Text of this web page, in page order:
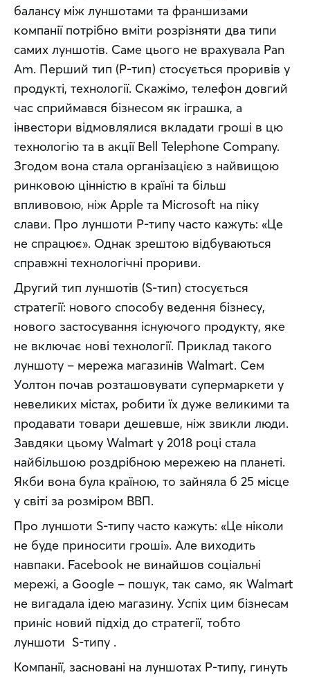
балансу між луншотами та франшизами
компанії потрібно вміти розрізняти два типи
самих луншотів. Саме цього не врахувала Pan
Am. Перший тип (P-тип) стосується проривів у
продукті, технології. Скажімо, телефон довгий
час сприймався бізнесом як іграшка, а
інвестори відмовлялися вкладати гроші в цю
технологію та в акції Bell Telephone Company.
Згодом вона стала організацією з найвищою
ринковою цінністю в країні та більш
впливовою, ніж Apple та Microsoft на піку
слави. Про луншоти Р-типу часто кажуть: «Це
не спрацює». Однак зрештою відбуваються
справжні технологічні прориви.
Другий тип луншотів (S-тип) стосується
стратегії: нового способу ведення бізнесу,
нового застосування існуючого продукту, яке
не включає нові технології. Приклад такого
луншоту – мережа магазинів Walmart. Сем
Уолтон почав розташовувати супермаркети у
невеликих містах, робити їх дуже великими та
продавати товари дешевше, ніж звикли люди.
Завдяки цьому Walmart у 2018 році стала
найбільшою роздрібною мережею на планеті.
Якби вона була країною, то зайняла б 25 місце
у світі за розміром ВВП.
Про луншоти S-типу часто кажуть: «Це ніколи
не буде приносити гроші». Але виходить
навпаки. Facebook не винайшов соціальні
мережі, а Google – пошук, так само, як Walmart
не вигадала ідею магазину. Успіх цим бізнесам
приніс новий підхід до стратегії, тобто
луншоти  S-типу .
Компанії, засновані на луншотах Р-типу, гинуть